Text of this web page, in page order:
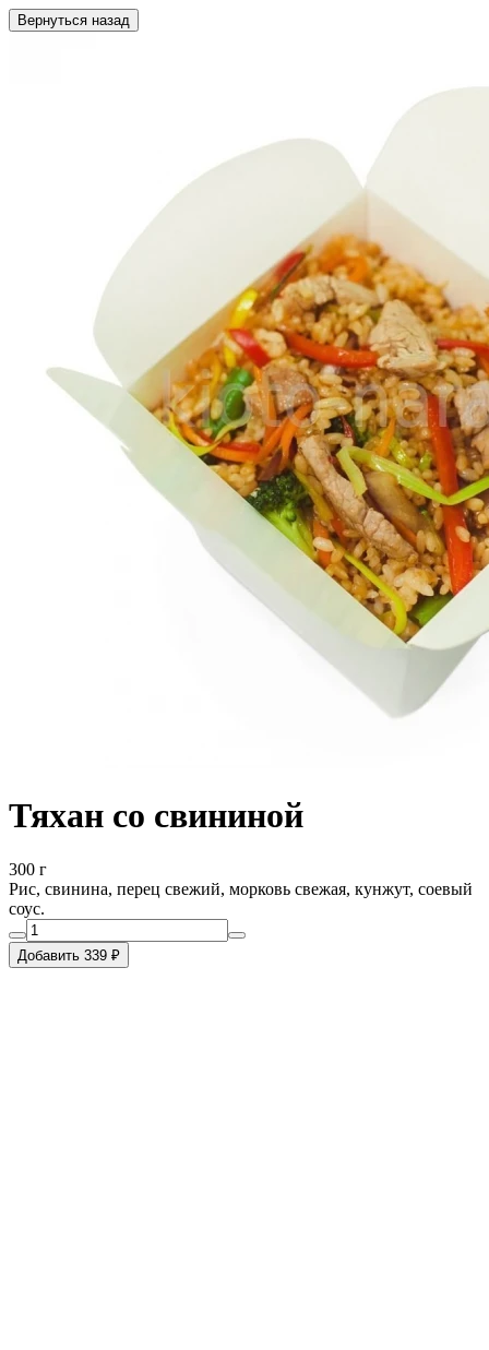
Вернуться назад
Тяхан со свининой
300 г
Рис, свинина, перец свежий, морковь свежая, кунжут, соевый
соус.
Добавить 339 ₽